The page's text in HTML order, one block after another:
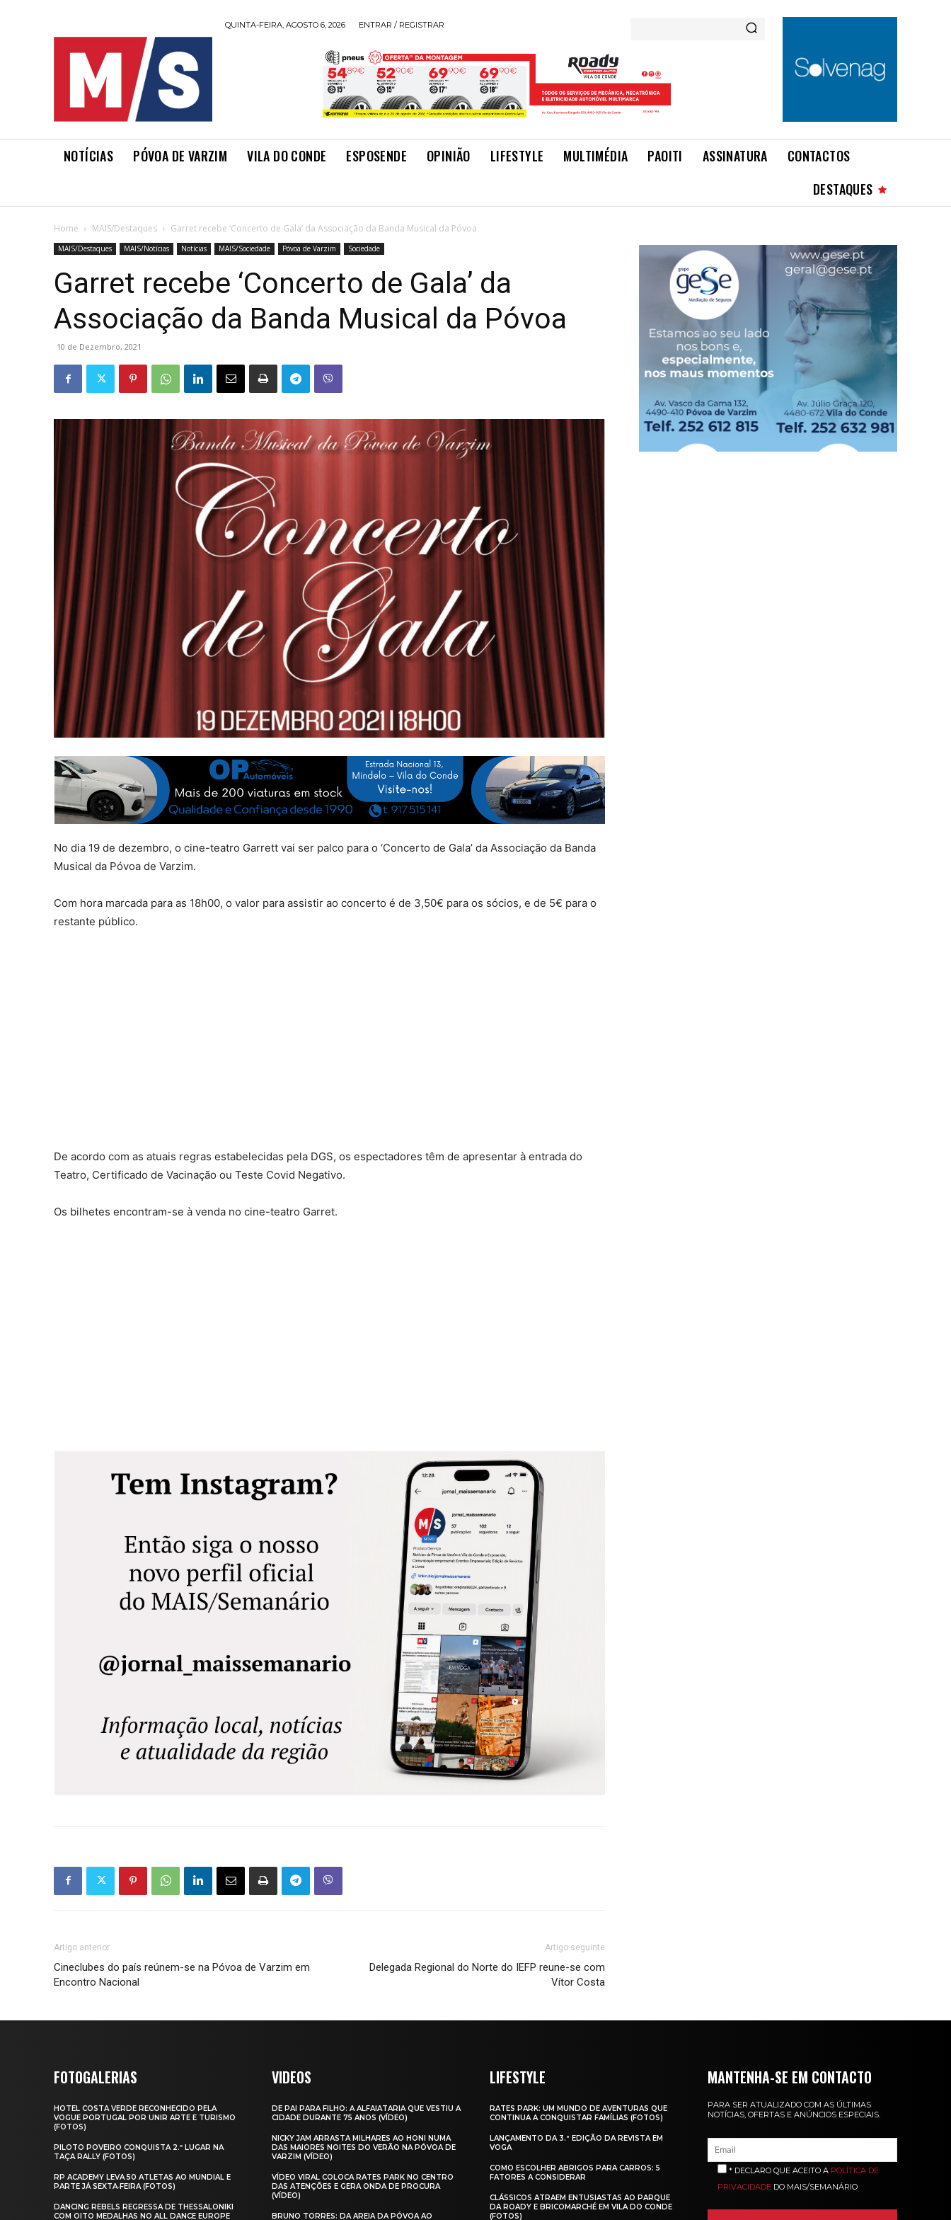
QUINTA-FEIRA, AGOSTO 6, 2026 ENTRAR / REGISTRAR
NOTÍCIAS PÓVOA DE VARZIM VILA DO CONDE ESPOSENDE OPINIÃO LIFESTYLE MULTIMÉDIA PAOITI ASSINATURA
CONTACTOS
DESTAQUES
Home MAIS/Destaques Garret recebe ‘Concerto de Gala’ da Associação da Banda Musical da Póvoa
MAIS/Destaques MAIS/Notícias Notícias MAIS/Sociedade Póvoa de Varzim Sociedade
Garret recebe ‘Concerto de Gala’ da
Associação da Banda Musical da Póvoa
10 de Dezembro, 2021
No dia 19 de dezembro, o cine-teatro Garrett vai ser palco para o ‘Concerto de Gala’ da Associação da Banda
Musical da Póvoa de Varzim.
Com hora marcada para as 18h00, o valor para assistir ao concerto é de 3,50€ para os sócios, e de 5€ para o
restante público.
De acordo com as atuais regras estabelecidas pela DGS, os espectadores têm de apresentar à entrada do
Teatro, Certificado de Vacinação ou Teste Covid Negativo.
Os bilhetes encontram-se à venda no cine-teatro Garret.
Artigo anterior
Cineclubes do país reúnem-se na Póvoa de Varzim em
Encontro Nacional
Artigo seguinte
Delegada Regional do Norte do IEFP reune-se com
Vítor Costa
FOTOGALERIAS
HOTEL COSTA VERDE RECONHECIDO PELA
VOGUE PORTUGAL POR UNIR ARTE E TURISMO
(FOTOS)
PILOTO POVEIRO CONQUISTA 2.º LUGAR NA
TAÇA RALLY (FOTOS)
RP ACADEMY LEVA 50 ATLETAS AO MUNDIAL E
PARTE JÁ SEXTA‑FEIRA (FOTOS)
DANCING REBELS REGRESSA DE THESSALONIKI
COM OITO MEDALHAS NO ALL DANCE EUROPE
VIDEOS
DE PAI PARA FILHO: A ALFAIATARIA QUE VESTIU A
CIDADE DURANTE 75 ANOS (VÍDEO)
NICKY JAM ARRASTA MILHARES AO HONI NUMA
DAS MAIORES NOITES DO VERÃO NA PÓVOA DE
VARZIM (VÍDEO)
VÍDEO VIRAL COLOCA RATES PARK NO CENTRO
DAS ATENÇÕES E GERA ONDA DE PROCURA
(VÍDEO)
BRUNO TORRES: DA AREIA DA PÓVOA AO
LIFESTYLE
RATES PARK: UM MUNDO DE AVENTURAS QUE
CONTINUA A CONQUISTAR FAMÍLIAS (FOTOS)
LANÇAMENTO DA 3.ª EDIÇÃO DA REVISTA EM
VOGA
COMO ESCOLHER ABRIGOS PARA CARROS: 5
FATORES A CONSIDERAR
CLÁSSICOS ATRAEM ENTUSIASTAS AO PARQUE
DA ROADY E BRICOMARCHÉ EM VILA DO CONDE
(FOTOS)
MANTENHA-SE EM CONTACTO
PARA SER ATUALIZADO COM AS ÚLTIMAS
NOTÍCIAS, OFERTAS E ANÚNCIOS ESPECIAIS.
* DECLARO QUE ACEITO A POLÍTICA DE
PRIVACIDADE DO MAIS/SEMANÁRIO